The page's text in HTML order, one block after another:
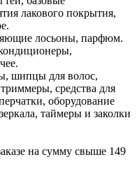
лакового покрытия,
лосьоны, парфюм.
шипцы для волос,
средства для
оборудование
таймеры и заколки
на сумму свыше 149